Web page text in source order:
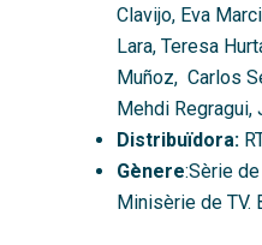
Clavijo, Eva
Lara, Teresa
Muñoz, Carlos
Mehdi Regragui,
Distribuïdora:
Gènere:Sèrie de
Minisèrie de TV.